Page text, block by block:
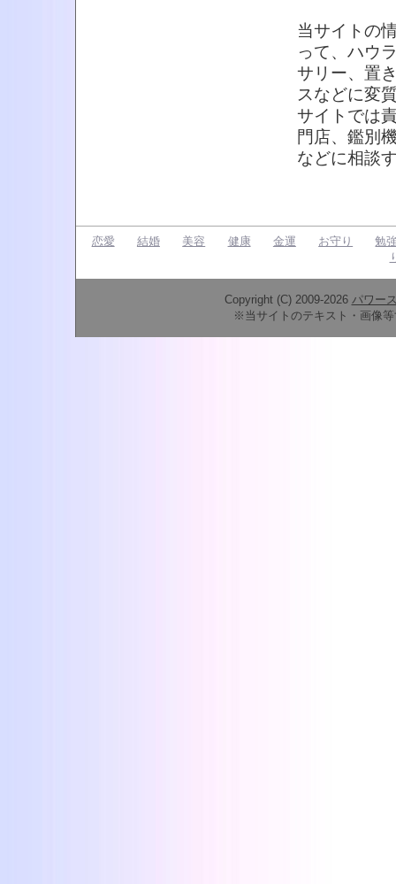
当サイトの
って、ハウ
サリー、置
スなどに変
サイトでは
門店、鑑別
などに相談
恋愛 結婚 美容 健康 金運 お守り
勉
Copyright (C) 2009-2026 パワー
※当サイトのテキスト・画像